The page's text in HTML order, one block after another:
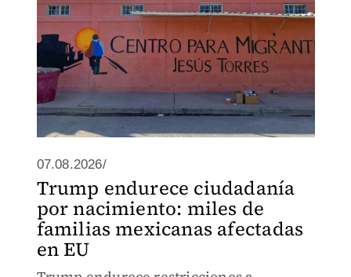
07.08.2026/
Trump endurece ciudadanía
por nacimiento: miles de
familias mexicanas afectadas
en EU